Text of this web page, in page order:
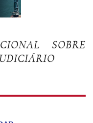
SOBRE